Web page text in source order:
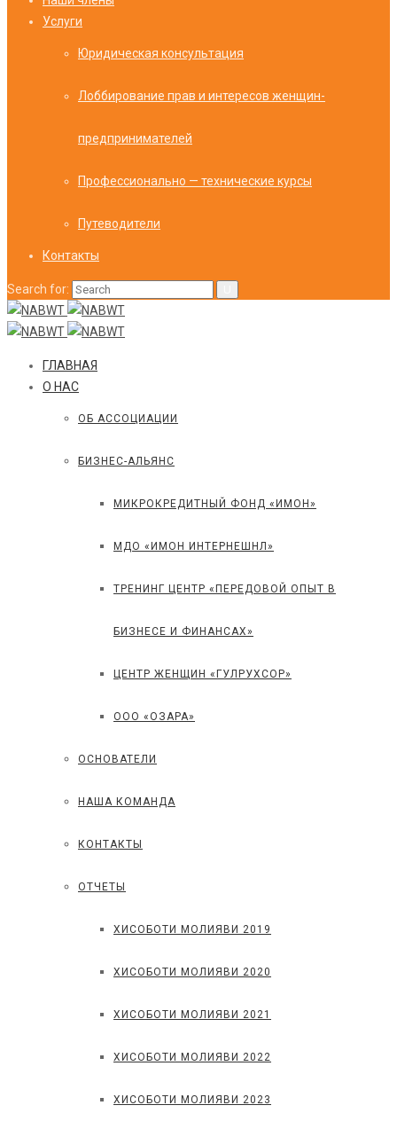
Услуги
Юридическая консультация
Лоббирование прав и интересов женщин-
предпринимателей
Профессионально — технические курсы
Путеводители
Контакты
Search for:
ГЛАВНАЯ
О НАС
ОБ АССОЦИАЦИИ
БИЗНЕС-АЛЬЯНС
МИКРОКРЕДИТНЫЙ ФОНД «ИМОН»
МДО «ИМОН ИНТЕРНЕШНЛ»
ТРЕНИНГ ЦЕНТР «ПЕРЕДОВОЙ ОПЫТ В
БИЗНЕСЕ И ФИНАНСАХ»
ЦЕНТР ЖЕНЩИН «ГУЛРУХСОР»
ООО «ОЗАРА»
ОСНОВАТЕЛИ
НАША КОМАНДА
КОНТАКТЫ
ОТЧЕТЫ
ХИСОБОТИ МОЛИЯВИ 2019
ХИСОБОТИ МОЛИЯВИ 2020
ХИСОБОТИ МОЛИЯВИ 2021
ХИСОБОТИ МОЛИЯВИ 2022
ХИСОБОТИ МОЛИЯВИ 2023